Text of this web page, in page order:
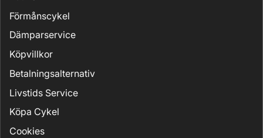
Förmånscykel
Dämparservice
Köpvillkor
Betalningsalternativ
Livstids Service
Köpa Cykel
Cookies